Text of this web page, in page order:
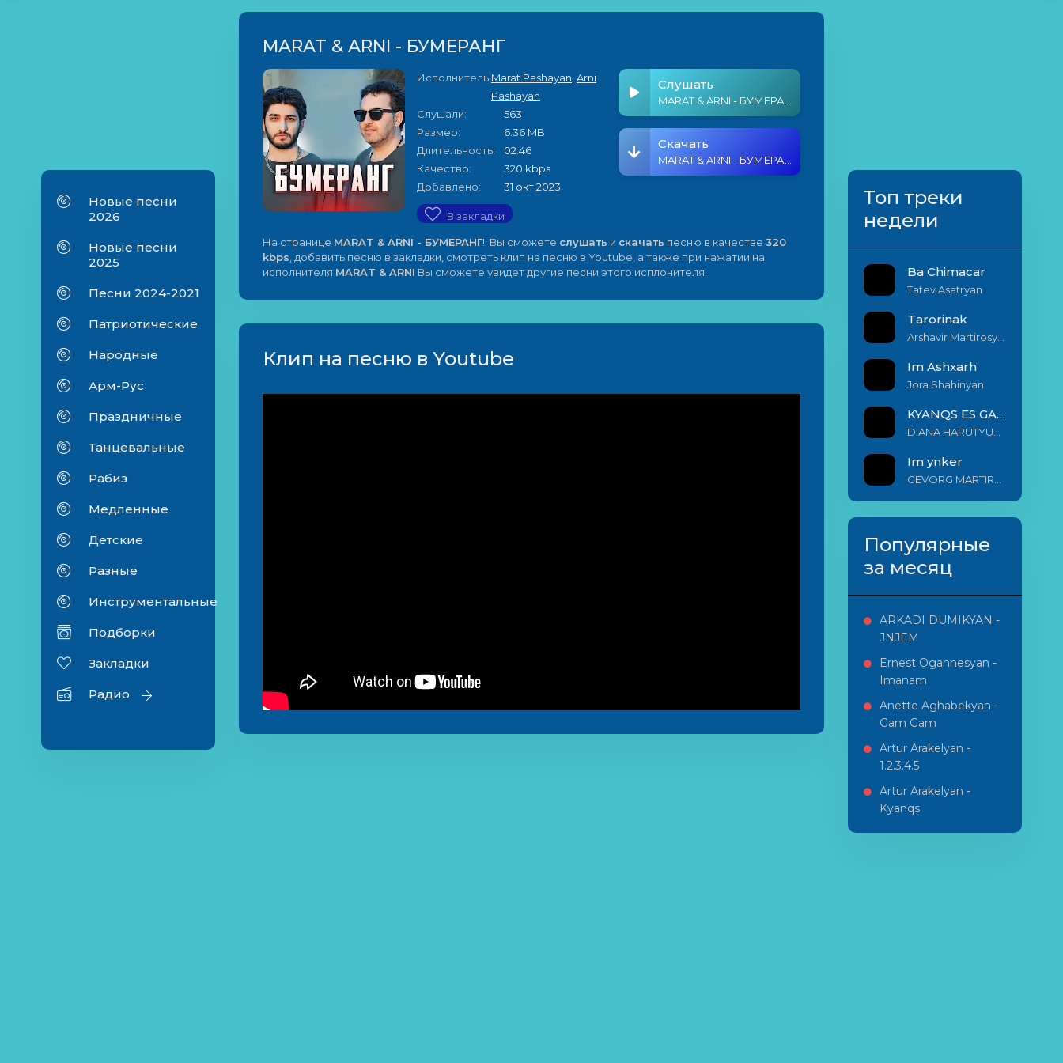
Новые песни
2026
Новые песни
2025
Песни 2024-2021
Патриотические
Народные
Арм-Рус
Праздничные
Танцевальные
Рабиз
Медленные
Детские
Разные
Инструментальные
Подборки
Закладки
Радио
MARAT & ARNI - БУМЕРАНГ
Исполнитель:Marat Pashayan Arni
Pashayan
Слушали:
563
Размер:
6.36 MB
Длительность:
02:46
Качество:
320 kbps
Добавлено:
31 окт 2023
В закладки
Слушать
Скачать
На странице MARAT & ARNI - БУМЕРАНГ!. Вы сможете слушать и скачать песню в качестве 320
kbps , добавить песню в закладки, смотреть клип на песню в Youtube, а также при нажатии на
исполнителя MARAT & ARNI Вы сможете увидет другие песни этого исплонителя.
Клип на песню в Youtube
Топ треки
недели
Ba Chimacar
Tatev Asatryan
Tarorinak
Im Ashxarh
Jora Shahinyan
KYANQS ES GALIS EM
Im ynker
Популярные
за месяц
ARKADI DUMIKYAN -
JNJEM
Ernest Ogannesyan -
Imanam
Anette Aghabekyan -
Gam Gam
Artur Arakelyan -
1.2.3.4.5
Artur Arakelyan -
Kyanqs